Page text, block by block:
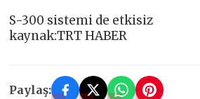
S-300 sistemi de etkisiz
kaynak:TRT HABER
Paylaş: